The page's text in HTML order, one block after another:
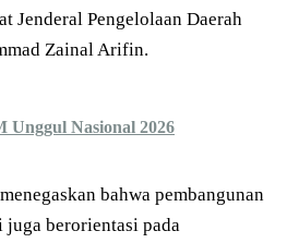
Jenderal Pengelolaan Daerah
Zainal Arifin.
Nasional 2026
bahwa pembangunan
juga berorientasi pada